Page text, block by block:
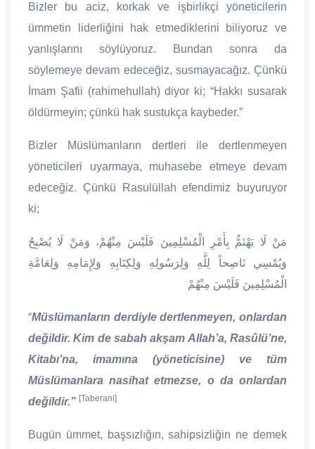
Bizler bu aciz, korkak ve işbirlikçi yöneticilerin
ümmetin liderliğini hak etmediklerini biliyoruz ve
yanlışlarını söylüyoruz. Bundan sonra da
söylemeye devam edeceğiz, susmayacağız. Çünkü
İmam Şafii (rahimehullah) diyor ki; “Hakkı susarak
öldürmeyin; çünkü hak sustukça kaybeder.”
Bizler Müslümanların dertleri ile dertlenmeyen
yöneticileri uyarmaya, muhasebe etmeye devam
edeceğiz. Çünkü Rasulüllah efendimiz buyuruyor
ki;
مَنْ لَا يَهْتَمُّ بِأَمْرِ الْمُسْلِمِينَ فَلَيْسَ مِنْهُمْ، وَمَنْ لَا يُصْبِحُ
وَيُمْسِي نَاصِحاً لِلَّهِ وَلِرَسُولِهِ وَلِكِتَابِهِ وَلِإِمَامِهِ وَلِعَامَّةِ
الْمُسْلِمِينَ فَلَيْسَ مِنْهُمْ
“Müslümanların derdiyle dertlenmeyen, onlardan
değildir. Kim de sabah akşam Allah’a, Rasûlü’ne,
Kitabı’na, imamına (yöneticisine) ve tüm
Müslümanlara nasihat etmezse, o da onlardan
değildir.” [Taberani]
Bugün ümmet, başsızlığın, sahipsizliğin ne demek